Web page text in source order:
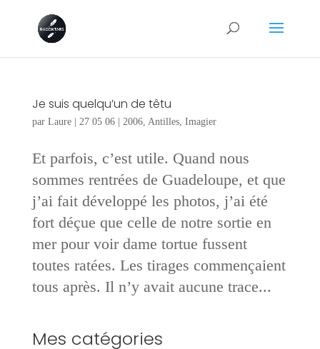
Je suis quelqu’un de têtu
par Laure| 27 05 06| 2006, Antilles, Imagier
Et parfois, c’est utile. Quand nous
sommes rentrées de Guadeloupe, et que
j’ai fait développé les photos, j’ai été
fort déçue que celle de notre sortie en
mer pour voir dame tortue fussent
toutes ratées. Les tirages commençaient
tous après. Il n’y avait aucune trace...
Mes catégories